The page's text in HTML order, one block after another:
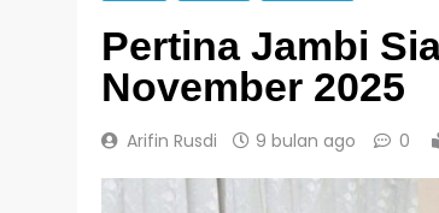
Pertina Jambi
November 2025
Arifin Rusdi 9 bulan ago 0